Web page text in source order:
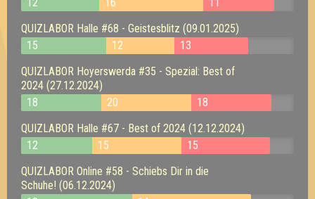
QUIZLABOR Halle #68 - Geistesblitz (09.01.2025)
15
12
13
QUIZLABOR Hoyerswerda #35 - Spezial: Best of
2024 (27.12.2024)
18
20
18
QUIZLABOR Halle #67 - Best of 2024 (12.12.2024)
12
15
15
QUIZLABOR Online #58 - Schiebs Dir in die
Schuhe! (06.12.2024)